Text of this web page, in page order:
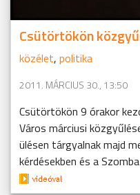
Csütörtökön
közélet, politika
2011. MÁRCIUS 30., 13:50
Csütörtökön 9 órakor
Város márciusi
ülésen tárgyalnak majd
kérdésekben és a